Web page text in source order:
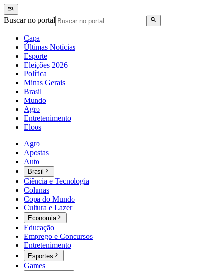
Buscar no portal
Capa
Últimas Notícias
Esporte
Eleições 2026
Política
Minas Gerais
Brasil
Mundo
Agro
Entretenimento
Eloos
Agro
Apostas
Auto
Brasil
Ciência e Tecnologia
Colunas
Copa do Mundo
Cultura e Lazer
Economia
Educação
Emprego e Concursos
Entretenimento
Esportes
Games